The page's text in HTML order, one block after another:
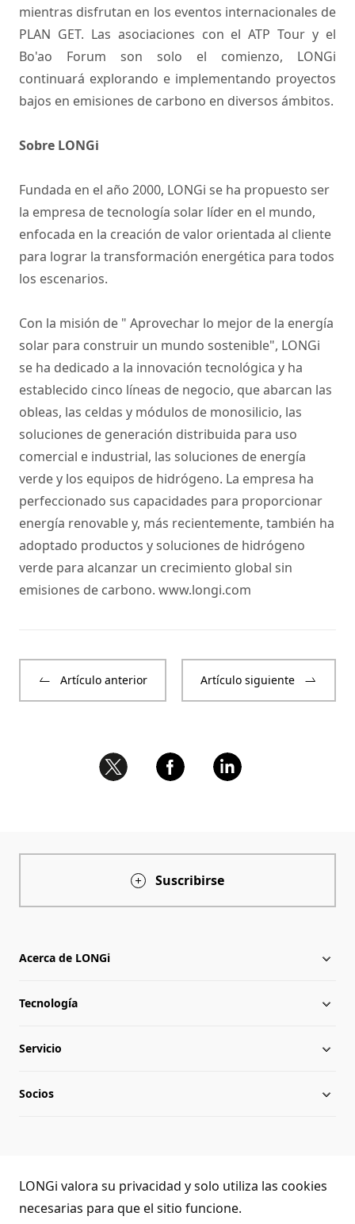
mientras disfrutan en los eventos internacionales de
PLAN GET. Las asociaciones con el ATP Tour y el
Bo'ao Forum son solo el comienzo, LONGi
continuará explorando e implementando proyectos
bajos en emisiones de carbono en diversos ámbitos.
Sobre LONGi
Fundada en el año 2000, LONGi se ha propuesto ser
la empresa de tecnología solar líder en el mundo,
enfocada en la creación de valor orientada al cliente
para lograr la transformación energética para todos
los escenarios.
Con la misión de " Aprovechar lo mejor de la energía
solar para construir un mundo sostenible", LONGi
se ha dedicado a la innovación tecnológica y ha
establecido cinco líneas de negocio, que abarcan las
obleas, las celdas y módulos de monosilicio, las
soluciones de generación distribuida para uso
comercial e industrial, las soluciones de energía
verde y los equipos de hidrógeno. La empresa ha
perfeccionado sus capacidades para proporcionar
energía renovable y, más recientemente, también ha
adoptado productos y soluciones de hidrógeno
verde para alcanzar un crecimiento global sin
emisiones de carbono. www.longi.com
Artículo anterior Artículo siguiente
Suscribirse
Acerca de LONGi
Acerca de LONGi
Hitos
Globalización
Sostenibilidad
Tecnología
Novedades
Servicio
Descargar
Aplicaciones
Socios
(+86) 4008 601012
LONGi valora su privacidad y solo utiliza las cookies
necesarias para que el sitio funcione.